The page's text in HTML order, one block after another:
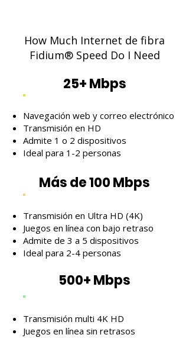
How Much Internet de fibra
Fidium® Speed Do I Need
25+ Mbps
Navegación web y correo electrónico
Transmisión en HD
Admite 1 o 2 dispositivos
Ideal para 1-2 personas
Más de 100 Mbps
Transmisión en Ultra HD (4K)
Juegos en línea con bajo retraso
Admite de 3 a 5 dispositivos
Ideal para 2-4 personas
500+ Mbps
Transmisión multi 4K HD
Juegos en línea sin retrasos